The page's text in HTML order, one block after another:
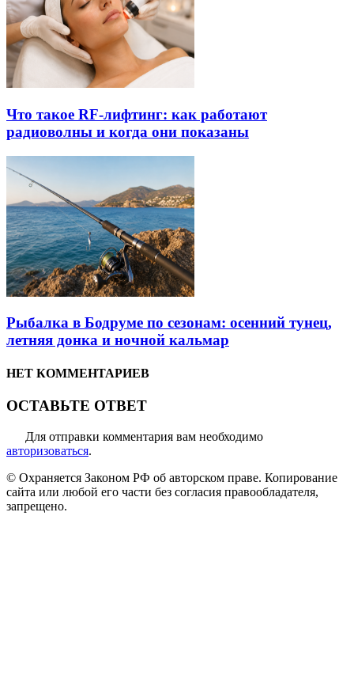
Что такое RF-лифтинг: как работают
радиоволны и когда они показаны
Рыбалка в Бодруме по сезонам: осенний тунец,
летняя донка и ночной кальмар
НЕТ КОММЕНТАРИЕВ
ОСТАВЬТЕ ОТВЕТ
Для отправки комментария вам необходимо
авторизоваться.
© Охраняется Законом РФ об авторском праве. Копирование
сайта или любой его части без согласия правообладателя,
запрещено.